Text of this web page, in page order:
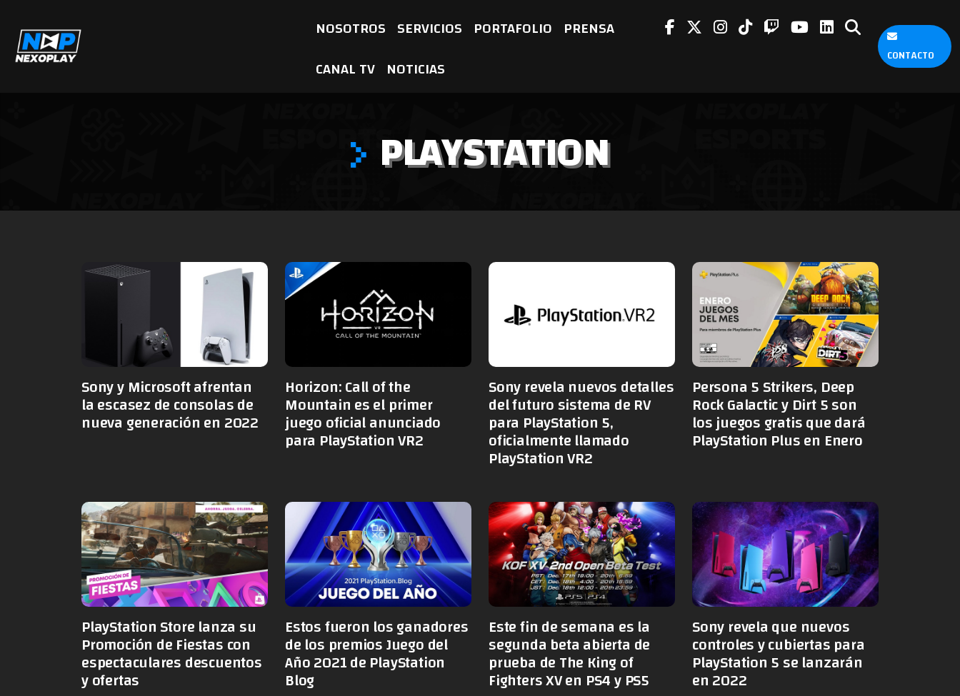
NOSOTROS SERVICIOS PORTAFOLIO PRENSA
CANAL TV NOTICIAS CONTACTO
PLAYSTATION
Sony y Microsoft afrentan
la escasez de consolas de
nueva generación en 2022
Horizon: Call of the
Mountain es el primer
juego oficial anunciado
para PlayStation VR2
Sony revela nuevos detalles
del futuro sistema de RV
para PlayStation 5,
oficialmente llamado
PlayStation VR2
Persona 5 Strikers, Deep
Rock Galactic y Dirt 5 son
los juegos gratis que dará
PlayStation Plus en Enero
PlayStation Store lanza su
Promoción de Fiestas con
espectaculares descuentos
y ofertas
Estos fueron los ganadores
de los premios Juego del
Año 2021 de PlayStation
Blog
Este fin de semana es la
segunda beta abierta de
prueba de The King of
Fighters XV en PS4 y PS5
Sony revela que nuevos
controles y cubiertas para
PlayStation 5 se lanzarán
en 2022